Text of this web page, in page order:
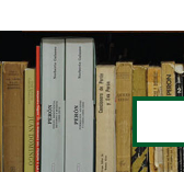
Buscar